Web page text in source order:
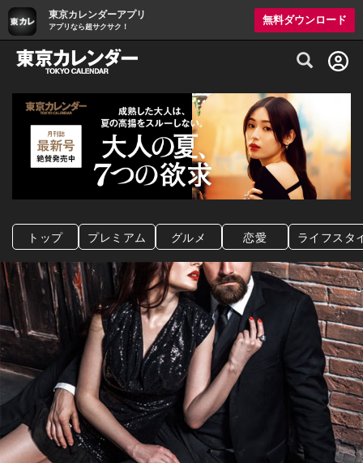
東京カレンダーアプリ
アプリなら超サクサク！
無料ダウンロード
グルメ情報・プレミアムレストラン予約
トップ プレミアム グルメ 恋愛 ライフスタ